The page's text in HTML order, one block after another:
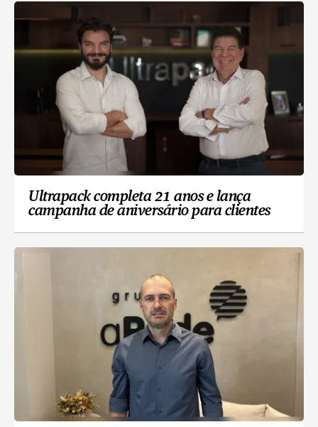
Ultrapack completa 21 anos e lança
campanha de aniversário para clientes